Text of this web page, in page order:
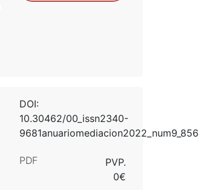
DOI:
10.30462/00_issn2340-
9681anuariomediacion2022_num9_856
PDF
PVP.
0€